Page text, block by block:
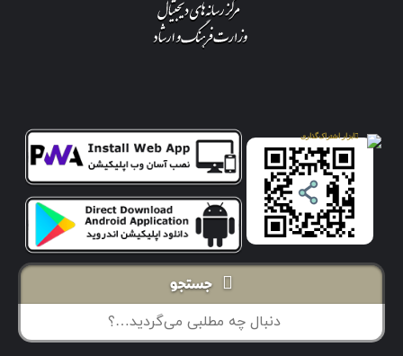
جستجو